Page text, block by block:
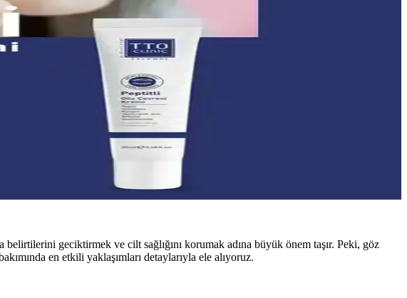
geciktirmek ve cilt sağlığını korumak adına büyük önem taşır. Peki, göz
en etkili yaklaşımları detaylarıyla ele alıyoruz.